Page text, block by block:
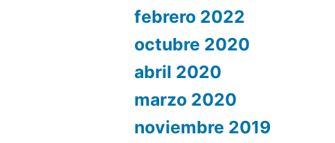
febrero 2022
octubre 2020
abril 2020
marzo 2020
noviembre 2019